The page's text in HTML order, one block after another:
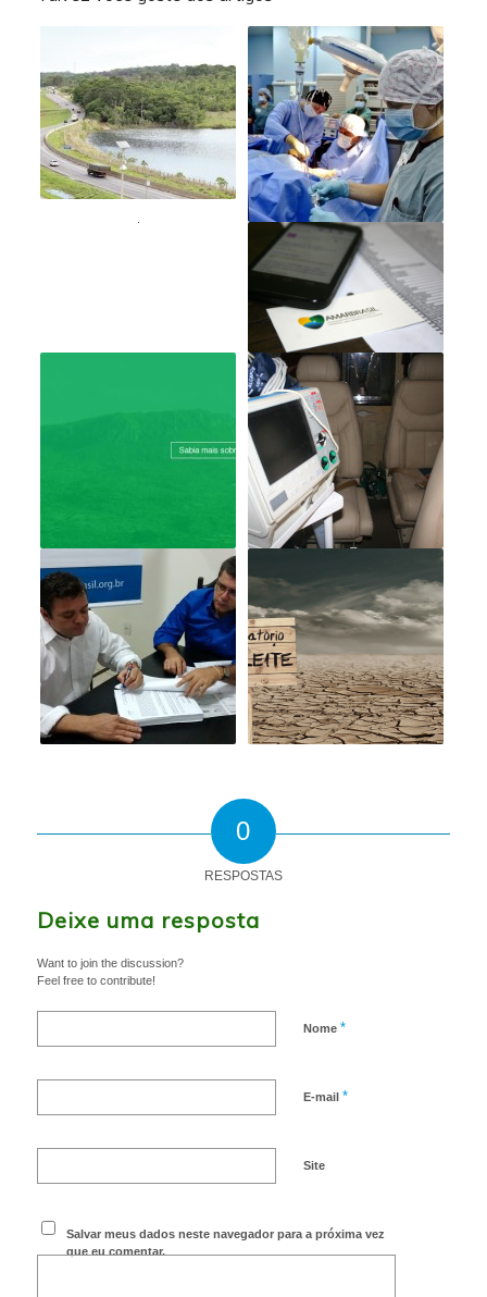
0
RESPOSTAS
Deixe uma resposta
Want to join the discussion?
Feel free to contribute!
Nome *
E-mail *
Site
Salvar meus dados neste navegador para a próxima vez
que eu comentar.